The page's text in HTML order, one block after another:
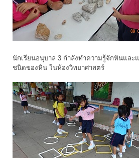
นักเรียนอนุบาล 3 กำลังทำความรู้จักหินและ
ชนิดของหิน ในห้องวิทยาศาสตร์